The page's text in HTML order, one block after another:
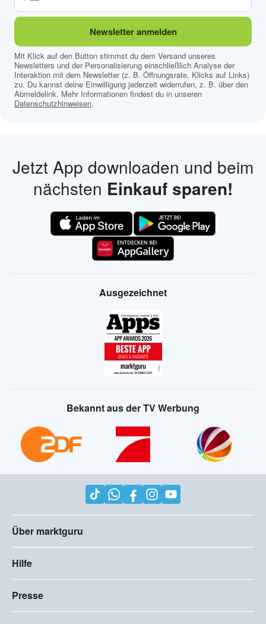
Newsletter anmelden
Mit Klick auf den Button stimmst du dem Versand unseres
Newsletters und der Personalisierung einschließlich Analyse der
Interaktion mit dem Newsletter (z. B. Öffnungsrate, Klicks auf Links)
zu. Du kannst deine Einwilligung jederzeit widerrufen, z. B. über den
Abmeldelink. Mehr Informationen findest du in unseren
Datenschutzhinweisen.
Jetzt App downloaden und beim
nächsten Einkauf sparen!
Ausgezeichnet
Bekannt aus der TV Werbung
Über marktguru
Hilfe
Presse